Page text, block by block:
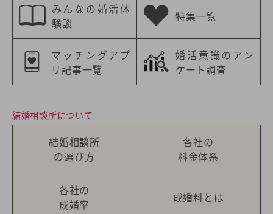
みんなの婚活体
験談
特集一覧
マッチングアプ
リ記事一覧
婚活意識のアン
ケート調査
結婚相談所について
結婚相談所
の選び方
各社の
料金体系
各社の
成婚率
成婚料とは